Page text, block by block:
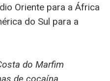
Oriente para a África
do Sul para a
do Marfim